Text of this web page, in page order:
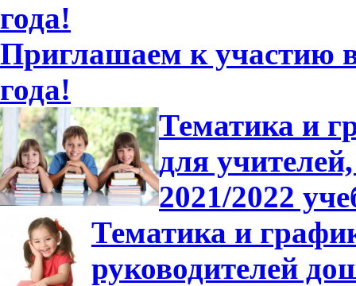
года!
Приглашаем к участию в
года!
Тематика и
для
2021/2022
Тематика и
руководителей